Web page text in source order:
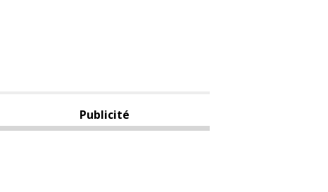
Publicité